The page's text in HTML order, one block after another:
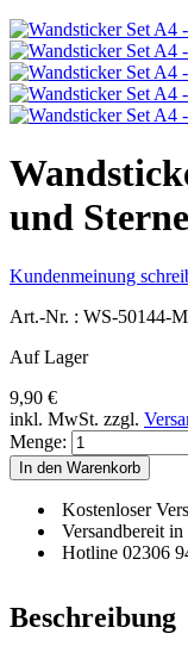
und Sterne
Kundenmeinung
Art.-Nr. : WS-50144-
Auf Lager
9,90 €
inkl. MwSt. zzgl.
Menge:
In den Warenkorb
Kostenloser
Versandbereit in
Hotline 02306
Beschreibung